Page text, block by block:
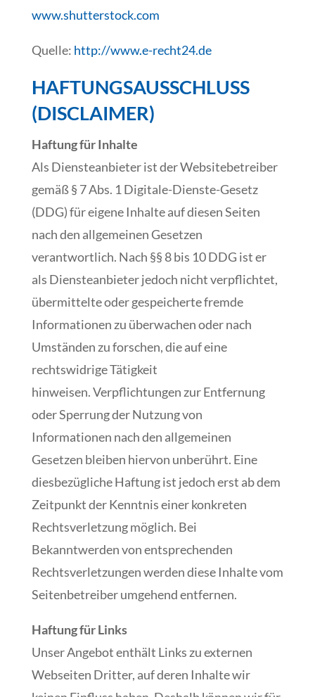
www.shutterstock.com
Quelle: http://www.e-recht24.de
HAFTUNGSAUSSCHLUSS
(DISCLAIMER)
Haftung für Inhalte
Als Diensteanbieter ist der Websitebetreiber
gemäß § 7 Abs. 1 Digitale-Dienste-Gesetz
(DDG) für eigene Inhalte auf diesen Seiten
nach den allgemeinen Gesetzen
verantwortlich. Nach §§ 8 bis 10 DDG ist er
als Diensteanbieter jedoch nicht verpflichtet,
übermittelte oder gespeicherte fremde
Informationen zu überwachen oder nach
Umständen zu forschen, die auf eine
rechtswidrige Tätigkeit
hinweisen. Verpflichtungen zur Entfernung
oder Sperrung der Nutzung von
Informationen nach den allgemeinen
Gesetzen bleiben hiervon unberührt. Eine
diesbezügliche Haftung ist jedoch erst ab dem
Zeitpunkt der Kenntnis einer konkreten
Rechtsverletzung möglich. Bei
Bekanntwerden von entsprechenden
Rechtsverletzungen werden diese Inhalte vom
Seitenbetreiber umgehend entfernen.
Haftung für Links
Unser Angebot enthält Links zu externen
Webseiten Dritter, auf deren Inhalte wir